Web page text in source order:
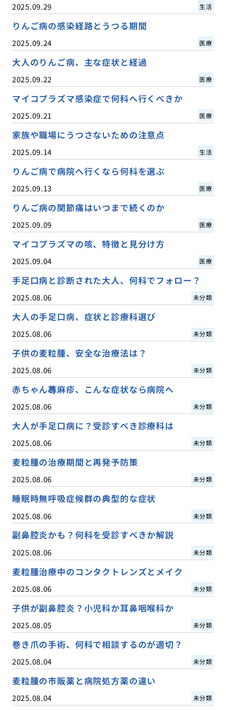
2025.09.29 生活
りんご病の感染経路とうつる期間
2025.09.24 医療
大人のりんご病、主な症状と経過
2025.09.22 医療
マイコプラズマ感染症で何科へ行くべきか
2025.09.21 医療
家族や職場にうつさないための注意点
2025.09.14 生活
りんご病で病院へ行くなら何科を選ぶ
2025.09.13 医療
りんご病の関節痛はいつまで続くのか
2025.09.09 医療
マイコプラズマの咳、特徴と見分け方
2025.09.04 医療
手足口病と診断された大人、何科でフォロー？
2025.08.06 未分類
大人の手足口病、症状と診療科選び
2025.08.06 未分類
子供の麦粒腫、安全な治療法は？
2025.08.06 未分類
赤ちゃん蕁麻疹、こんな症状なら病院へ
2025.08.06 未分類
大人が手足口病に？受診すべき診療科は
2025.08.06 未分類
麦粒腫の治療期間と再発予防策
2025.08.06 未分類
睡眠時無呼吸症候群の典型的な症状
2025.08.06 未分類
副鼻腔炎かも？何科を受診すべきか解説
2025.08.06 未分類
麦粒腫治療中のコンタクトレンズとメイク
2025.08.06 未分類
子供が副鼻腔炎？小児科か耳鼻咽喉科か
2025.08.05 未分類
巻き爪の手術、何科で相談するのが適切？
2025.08.04 未分類
麦粒腫の市販薬と病院処方薬の違い
2025.08.04 未分類